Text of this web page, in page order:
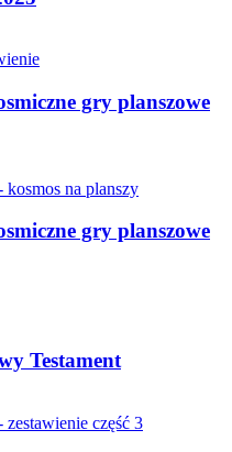
gry planszowe
gry planszowe
Testament